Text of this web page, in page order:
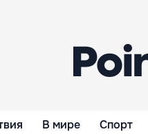
В мире Спорт